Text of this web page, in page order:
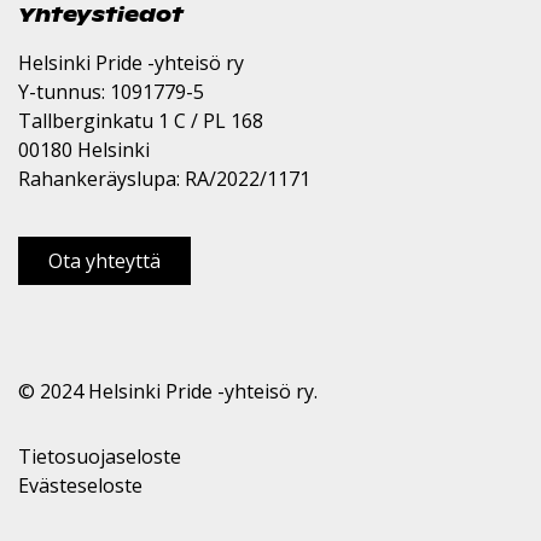
Yhteystiedot
Helsinki Pride -yhteisö ry
Y-tunnus: 1091779-5
Tallberginkatu 1 C / PL 168
00180 Helsinki
Rahankeräyslupa: RA/2022/1171
Ota yhteyttä
© 2024 Helsinki Pride -yhteisö ry.
Tietosuojaseloste
Evästeseloste